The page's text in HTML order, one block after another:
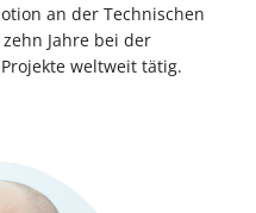
an der Technischen
Jahre bei der
weltweit tätig.